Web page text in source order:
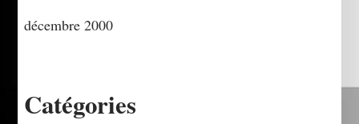
décembre 2000
Catégories